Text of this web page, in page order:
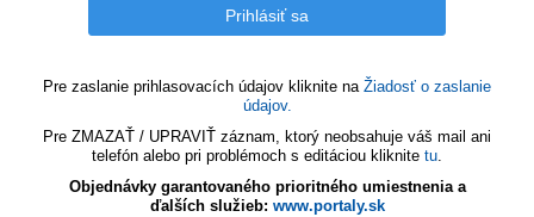
Pre zaslanie prihlasovacích údajov kliknite na Žiadosť o zaslanie
údajov.
Pre ZMAZAŤ / UPRAVIŤ záznam, ktorý neobsahuje váš mail ani
telefón alebo pri problémoch s editáciou kliknite tu.
Objednávky garantovaného prioritného umiestnenia a
ďalších služieb: www.portaly.sk